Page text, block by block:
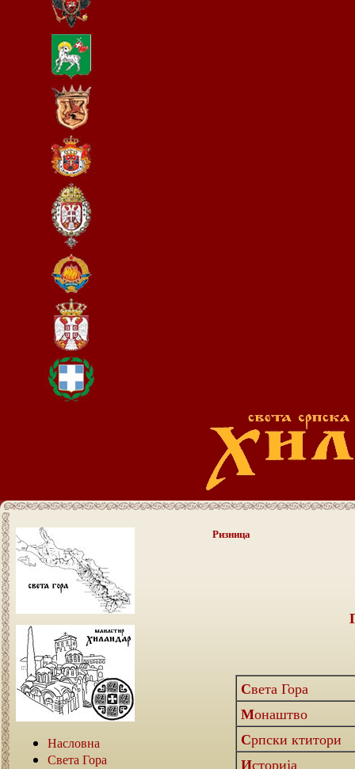
Насловна
Света Гора
Ризница
Света Гора
Монаштво
Српски ктитори
Историја